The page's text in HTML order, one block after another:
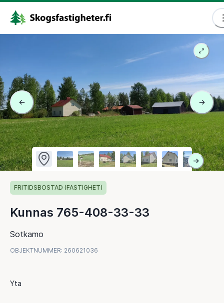
FRITIDSBOSTAD (FASTIGHET)
Kunnas 765-408-33-33
Sotkamo
OBJEKTNUMMER: 260621036
Yta